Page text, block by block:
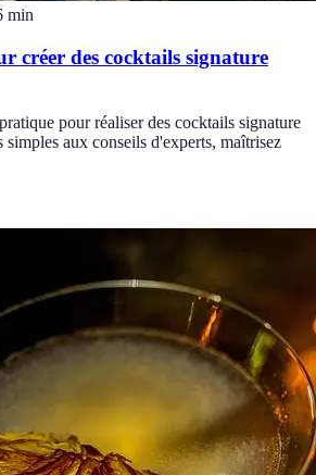
min
créer des cocktails signature
pour réaliser des cocktails signature
simples aux conseils d'experts, maîtrisez